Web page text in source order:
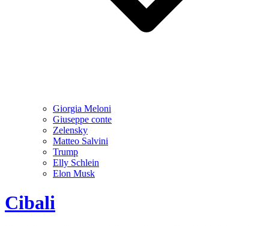
Giorgia Meloni
Giuseppe conte
Zelensky
Matteo Salvini
Trump
Elly Schlein
Elon Musk
Cibali